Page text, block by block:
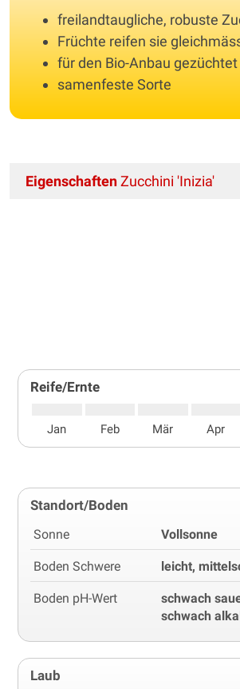
freilandtaugliche, robuste
Früchte reifen sie
für den Bio-Anbau gezüchtet
samenfeste Sorte
EigenschaftenZucchini 'Inizia'
Reife/Ernte
Jan Feb Mär Apr
Standort/Boden
Sonne Vollsonne
Boden Schwere leicht,
Boden pH-Wert
schwach
schwach
Laub